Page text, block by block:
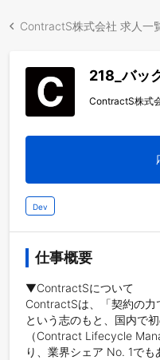
ContractS株式会社 求人一
218_バッ
ContractS株式
Dev
仕事概要
▼ContractSについて
ContractSは、「契約の力
という志のもと、国内で
（Contract Lifecycle
り、業界シェア No. 1で